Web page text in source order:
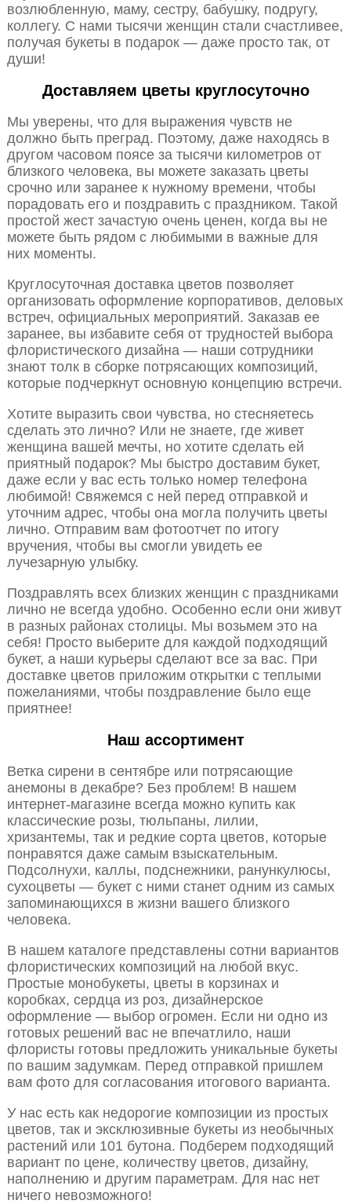
возлюбленную, маму, сестру, бабушку, подругу,
коллегу. С нами тысячи женщин стали счастливее,
получая букеты в подарок — даже просто так, от
души!
Доставляем цветы круглосуточно
Мы уверены, что для выражения чувств не
должно быть преград. Поэтому, даже находясь в
другом часовом поясе за тысячи километров от
близкого человека, вы можете заказать цветы
срочно или заранее к нужному времени, чтобы
порадовать его и поздравить с праздником. Такой
простой жест зачастую очень ценен, когда вы не
можете быть рядом с любимыми в важные для
них моменты.
Круглосуточная доставка цветов позволяет
организовать оформление корпоративов, деловых
встреч, официальных мероприятий. Заказав ее
заранее, вы избавите себя от трудностей выбора
флористического дизайна — наши сотрудники
знают толк в сборке потрясающих композиций,
которые подчеркнут основную концепцию встречи.
Хотите выразить свои чувства, но стесняетесь
сделать это лично? Или не знаете, где живет
женщина вашей мечты, но хотите сделать ей
приятный подарок? Мы быстро доставим букет,
даже если у вас есть только номер телефона
любимой! Свяжемся с ней перед отправкой и
уточним адрес, чтобы она могла получить цветы
лично. Отправим вам фотоотчет по итогу
вручения, чтобы вы смогли увидеть ее
лучезарную улыбку.
Поздравлять всех близких женщин с праздниками
лично не всегда удобно. Особенно если они живут
в разных районах столицы. Мы возьмем это на
себя! Просто выберите для каждой подходящий
букет, а наши курьеры сделают все за вас. При
доставке цветов приложим открытки с теплыми
пожеланиями, чтобы поздравление было еще
приятнее!
Наш ассортимент
Ветка сирени в сентябре или потрясающие
анемоны в декабре? Без проблем! В нашем
интернет-магазине всегда можно купить как
классические розы, тюльпаны, лилии,
хризантемы, так и редкие сорта цветов, которые
понравятся даже самым взыскательным.
Подсолнухи, каллы, подснежники, ранункулюсы,
сухоцветы — букет с ними станет одним из самых
запоминающихся в жизни вашего близкого
человека.
В нашем каталоге представлены сотни вариантов
флористических композиций на любой вкус.
Простые монобукеты, цветы в корзинах и
коробках, сердца из роз, дизайнерское
оформление — выбор огромен. Если ни одно из
готовых решений вас не впечатлило, наши
флористы готовы предложить уникальные букеты
по вашим задумкам. Перед отправкой пришлем
вам фото для согласования итогового варианта.
У нас есть как недорогие композиции из простых
цветов, так и эксклюзивные букеты из необычных
растений или 101 бутона. Подберем подходящий
вариант по цене, количеству цветов, дизайну,
наполнению и другим параметрам. Для нас нет
ничего невозможного!